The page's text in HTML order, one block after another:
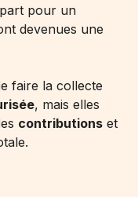
pour un
devenues une
faire la collecte
, mais elles
contributions et